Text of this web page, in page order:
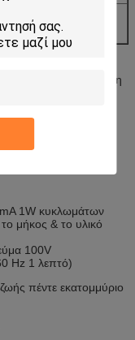
χρώματα
σχολιάζει το PC με τη
Zif, CJT
1W κυκλωμάτων
μήκος & το υλικό
100V
Hz 1 λεπτό)
πέντε εκατομμύριο